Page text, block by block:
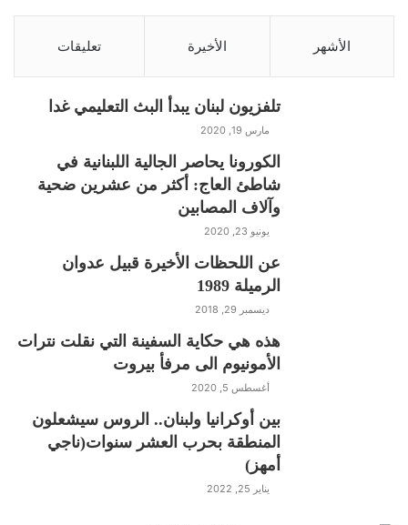
وفي هذا السياق، علمت «الأخبار» أن
الاتفاق سيطرح على أول جلسة للحكومة،
حيث يجب أن يحوز على أكثرية الثلثين
لتمريره. وبحسب الدستور، من المفترض
أن يتم إرسال الاتفاق إلى مجلس النواب
للموافقة عليه أيضاً، حتى يصبح إبرامه
دستورياً. وتقول المعلومات إنه قد يصار
إلى إيجاد اجتهاد ما لتفادي المرور عبر
البرلمان. وإلى حين إتمام هذه الخطوات،
يعدُّ هذا الاتفاق، وفق المصدر القانوني،
مجرد حبر على ورق لا يلزم الدولة اللبنانية
أو أي جهة سياسية بأي بند مكتوب فيه.
W
h
at
T
el
e
gr
Pr
in
t
o
p
h
ar
عاجل
الأشهر الأخيرة تعليقات
تلفزيون لبنان يبدأ البث التعليمي غدا
مارس 19, 2020
الكورونا يحاصر الجالية اللبنانية في
شاطئ العاج: أكثر من عشرين ضحية
وآلاف المصابين
يونيو 23, 2020
عن اللحظات الأخيرة قبيل عدوان
الرميلة 1989
ديسمبر 29, 2018
هذه هي حكاية السفينة التي نقلت نترات
الأمونيوم الى مرفأ بيروت
أغسطس 5, 2020
بين أوكرانيا ولبنان.. الروس سيشعلون
المنطقة بحرب العشر سنوات(ناجي
أمهز)
يناير 25, 2022